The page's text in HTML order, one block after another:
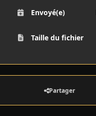
Envoyé(e)
Taille du fichier
Partager